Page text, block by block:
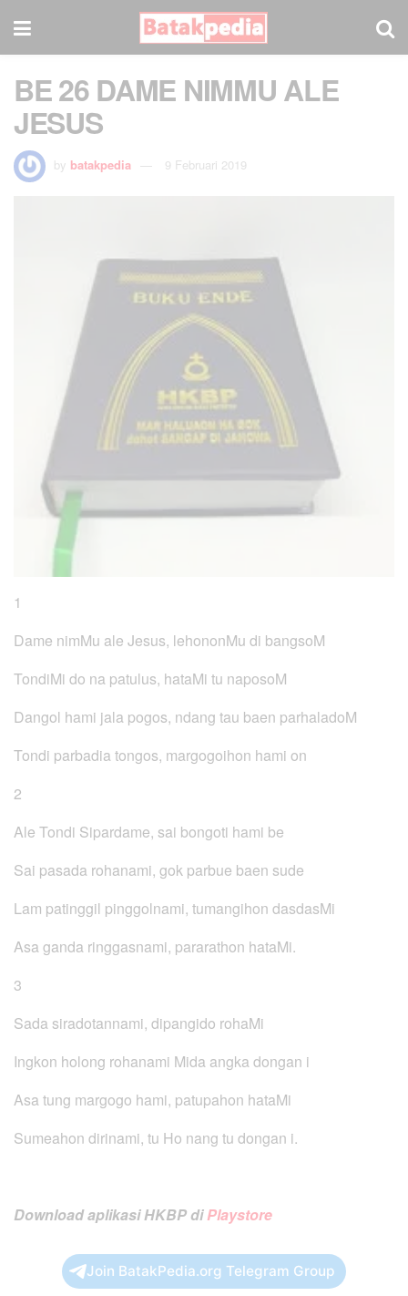
BE 26 DAME NIMMU ALE
JESUS
by batakpedia 9 Februari 2019
1
Dame nimMu ale Jesus, lehononMu di bangsoM
TondiMi do na patulus, hataMi tu naposoM
Dangol hami jala pogos, ndang tau baen parhaladoM
Tondi parbadia tongos, margogoihon hami on
2
Ale Tondi Sipardame, sai bongoti hami be
Sai pasada rohanami, gok parbue baen sude
Lam patinggil pinggolnami, tumangihon dasdasMi
Asa ganda ringgasnami, pararathon hataMi.
3
Sada siradotannami, dipangido rohaMi
Ingkon holong rohanami Mida angka dongan i
Asa tung margogo hami, patupahon hataMi
Sumeahon dirinami, tu Ho nang tu dongan i.
Download aplikasi HKBP diPlaystore
Join BatakPedia.org Telegram Group